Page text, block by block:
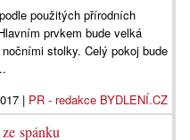
použitých přírodních
prvkem bude velká
stolky. Celý pokoj bude
| PR - redakce BYDLENÍ.CZ
spánku